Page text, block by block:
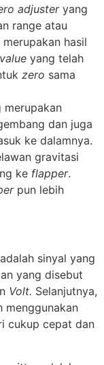
adjusteryang
range atau
merupakan hasil
yang telah
zero sama
merupakan
dan juga
ke dalamnya.
gravitasi
ke flapper.
pun lebih
sinyal yang
yang disebut
Volt. Selanjutnya,
menggunakan
cukup cepat dan